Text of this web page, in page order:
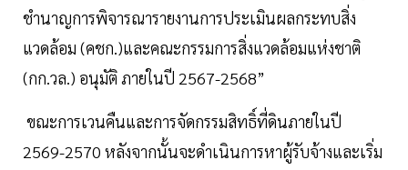
ชำนาญการพิจารณารายงานการประเมินผลกระทบสิ่ง
แวดล้อม (คชก.)และคณะกรรมการสิ่งแวดล้อมแห่งชาติ
(กก.วล.) อนุมัติ ภายในปี 2567-2568”
ขณะการเวนคืนและการจัดกรรมสิทธิ์ที่ดินภายในปี
2569-2570 หลังจากนั้นจะดำเนินการหาผู้รับจ้างและเริ่ม